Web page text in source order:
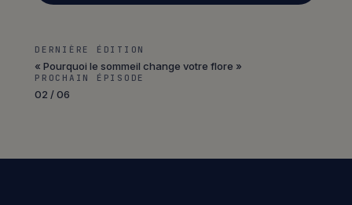
DERNIÈRE ÉDITION
« Pourquoi le sommeil change votre flore »
PROCHAIN ÉPISODE
02 / 06